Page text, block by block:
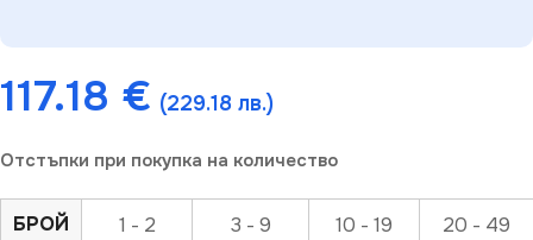
117.18 € (229.18 лв.)
Отстъпки при покупка на количество
БРОЙ 1 - 2 3 - 9 10 - 19 20 - 49